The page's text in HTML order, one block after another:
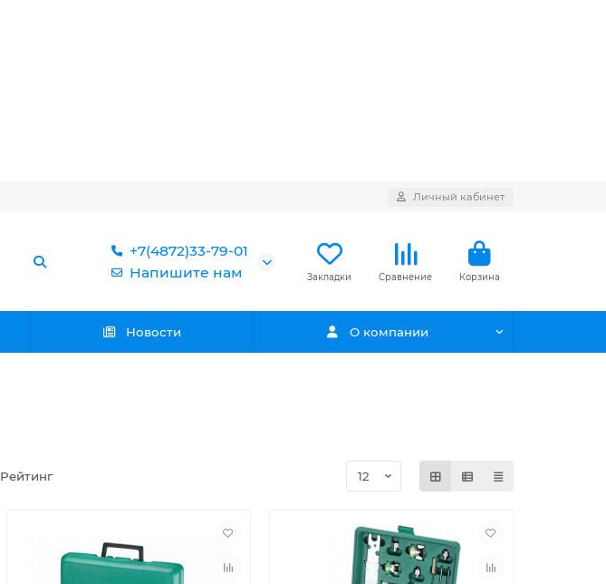
Личный кабинет
+7(4872)33-79-01
Напишите нам
Закладки Сравнение Корзина
Новости О компании
Рейтинг